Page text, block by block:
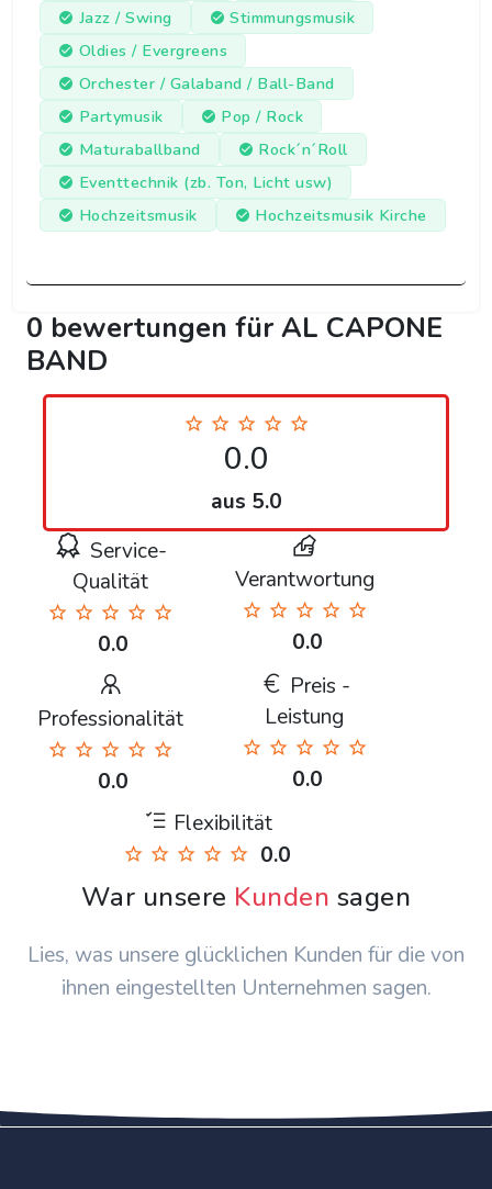
Jazz / Swing
Stimmungsmusik
Oldies / Evergreens
Orchester / Galaband / Ball-Band
Partymusik
Pop / Rock
Maturaballband
Rock´n´Roll
Eventtechnik (zb. Ton, Licht usw)
Hochzeitsmusik
Hochzeitsmusik Kirche
0 bewertungen für AL CAPONE
BAND
0.0
aus 5.0
Service-
Qualität
0.0
Verantwortung
0.0
Professionalität
0.0
Preis -
Leistung
0.0
Flexibilität
0.0
War unsere Kunden sagen
Lies, was unsere glücklichen Kunden für die von
ihnen eingestellten Unternehmen sagen.